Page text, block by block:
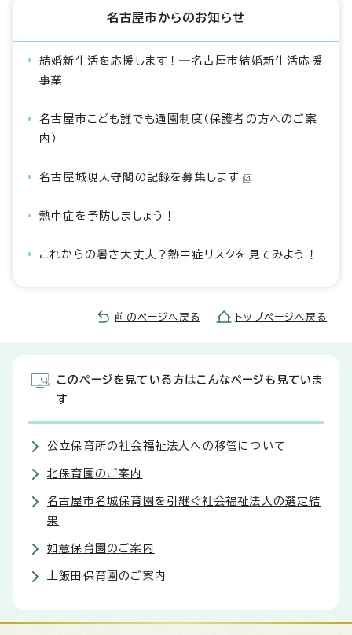
名古屋市からのお知らせ
結婚新生活を応援します！―名古屋市結婚新生活応援
事業―
名古屋市こども誰でも通園制度（保護者の方へのご案
内）
名古屋城現天守閣の記録を募集します
熱中症を予防しましょう！
これからの暑さ大丈夫？熱中症リスクを見てみよう！
前のページへ戻る トップページへ戻る
このページを見ている方はこんなページも見ていま
す
公立保育所の社会福祉法人への移管について
北保育園のご案内
名古屋市名城保育園を引継ぐ社会福祉法人の選定結
果
如意保育園のご案内
上飯田保育園のご案内